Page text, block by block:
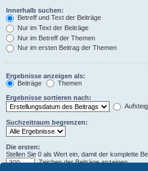
Innerhalb suchen:
Betreff und Text der Beiträge
Nur im Text der Beiträge
Nur im Betreff der Themen
Nur im ersten Beitrag der Themen
Ergebnisse anzeigen als:
Beiträge
Themen
Ergebnisse sortieren nach:
Suchzeitraum begrenzen:
Die ersten:
Stellen Sie 0 als Wert ein, damit der komplette
Zeichen der Beiträge anzeigen